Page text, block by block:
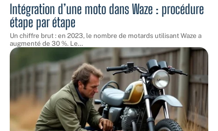
Intégration d’une moto dans Waze : procédure
étape par étape
Un chiffre brut : en 2023, le nombre de motards utilisant Waze a
augmenté de 30 %. Le…